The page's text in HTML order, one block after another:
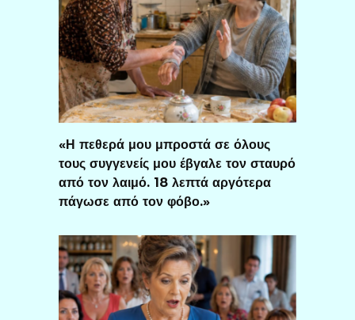
«Η πεθερά μου μπροστά σε όλους
τους συγγενείς μου έβγαλε τον σταυρό
από τον λαιμό. 18 λεπτά αργότερα
πάγωσε από τον φόβο.»